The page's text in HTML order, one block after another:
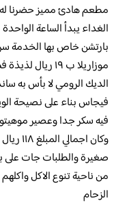
الغداء يبدأ الساعة
بارتشن خاص بها الخدمة
الديك الرومي لا بأس به
فيجاس بناء على نصيحة
فيه سكر جدا وعصير
وكان
صغيرة والطلبات جات على
من ناحية تنوع الاكل
الزحام